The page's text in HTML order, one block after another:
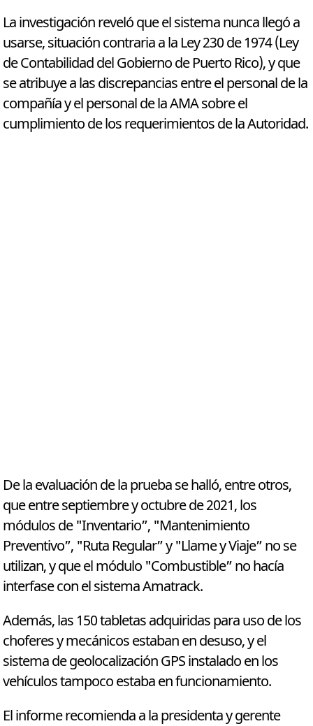
La investigación reveló que el sistema nunca llegó a
usarse, situación contraria a la Ley 230 de 1974 (Ley
de Contabilidad del Gobierno de Puerto Rico), y que
se atribuye a las discrepancias entre el personal de la
compañía y el personal de la AMA sobre el
cumplimiento de los requerimientos de la Autoridad.
De la evaluación de la prueba se halló, entre otros,
que entre septiembre y octubre de 2021, los
módulos de "Inventario”, "Mantenimiento
Preventivo”, "Ruta Regular” y "Llame y Viaje” no se
utilizan, y que el módulo "Combustible” no hacía
interfase con el sistema Amatrack.
Además, las 150 tabletas adquiridas para uso de los
choferes y mecánicos estaban en desuso, y el
sistema de geolocalización GPS instalado en los
vehículos tampoco estaba en funcionamiento.
El informe recomienda a la presidenta y gerente